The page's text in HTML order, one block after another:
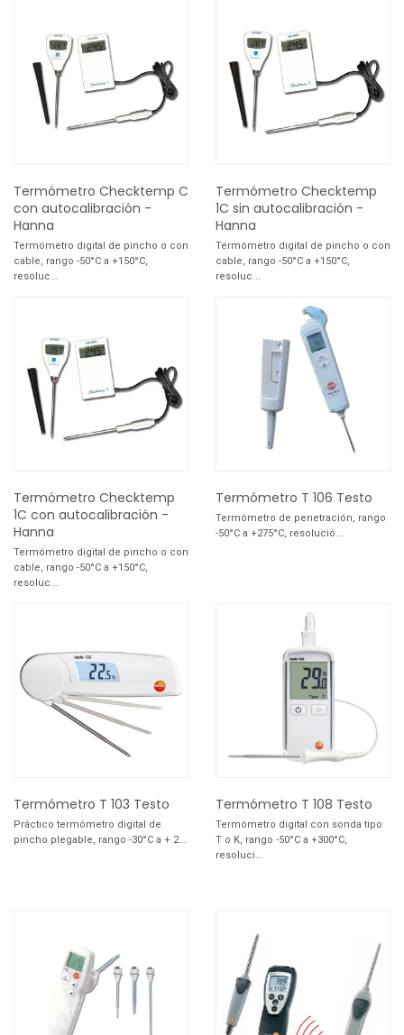
Termómetro Checktemp C
con autocalibración -
Hanna
Termómetro digital de pincho o con
cable, rango -50°C a +150°C,
resoluc...
Termómetro Checktemp
1C sin autocalibración -
Hanna
Termómetro digital de pincho o con
cable, rango -50°C a +150°C,
resoluc...
Termómetro Checktemp
1C con autocalibración -
Hanna
Termómetro digital de pincho o con
cable, rango -50°C a +150°C,
resoluc...
Termómetro T 106 Testo
Termómetro de penetración, rango
-50°C a +275°C, resolució...
Termómetro T 103 Testo
Práctico termómetro digital de
pincho plegable, rango -30°C a + 2...
Termómetro T 108 Testo
Termómetro digital con sonda tipo
T o K, rango -50°C a +300°C,
resoluci...